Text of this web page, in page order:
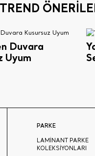
Duvara
Uyum
PARKE
LAMİNANT PARKE
KOLEKSİYONLARI